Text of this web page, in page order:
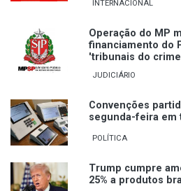
INTERNACIONAL
Operação do MP
financiamento do
'tribunais do
JUDICIÁRIO
Convenções
segunda-feira em
POLÍTICA
Trump cumpre
25% a produtos